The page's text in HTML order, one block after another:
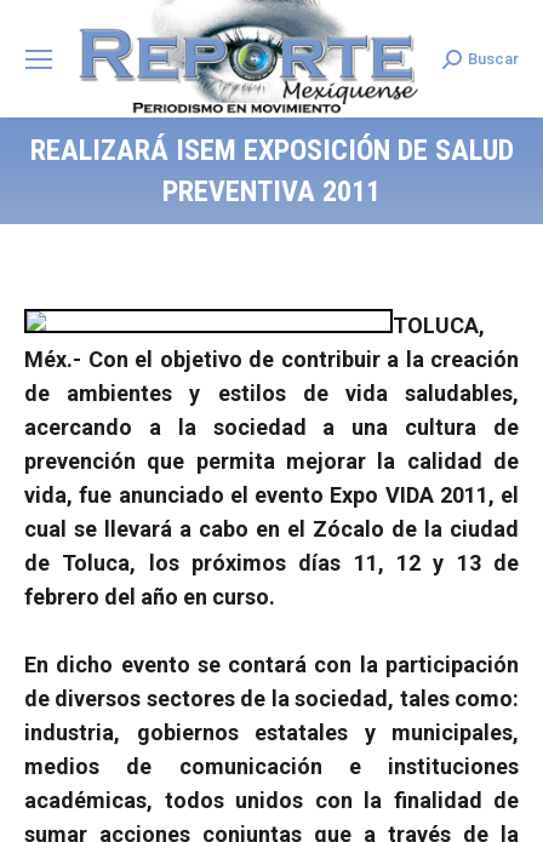
Search:
Buscar
REALIZARÁ ISEM EXPOSICIÓN DE SALUD
PREVENTIVA 2011
TOLUCA,
Méx.- Con el objetivo de contribuir a la creación
de ambientes y estilos de vida saludables,
acercando a la sociedad a una cultura de
prevención que permita mejorar la calidad de
vida, fue anunciado el evento Expo VIDA 2011, el
cual se llevará a cabo en el Zócalo de la ciudad
de Toluca, los próximos días 11, 12 y 13 de
febrero del año en curso.
En dicho evento se contará con la participación
de diversos sectores de la sociedad, tales como:
industria, gobiernos estatales y municipales,
medios de comunicación e instituciones
académicas, todos unidos con la finalidad de
sumar acciones conjuntas que a través de la